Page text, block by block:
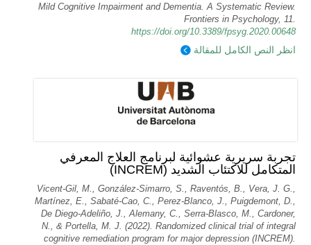
Mild Cognitive Impairment and Dementia. A Systematic Review.
Frontiers in Psychology, 11.
https://doi.org/10.3389/fpsyg.2020.00648
انظر النص الكامل للمقالة
تجربة سريرية عشوائية لبرنامج العلاج المعرفي
المتكامل للاكتئاب الشديد (INCREM)
Vicent-Gil, M., González-Simarro, S., Raventós, B., Vera, J. G.,
Martínez, E., Sabaté-Cao, C., Perez-Blanco, J., Puigdemont, D.,
De Diego-Adeliño, J., Alemany, C., Serra-Blasco, M., Cardoner,
N., & Portella, M. J. (2022). Randomized clinical trial of integral
cognitive remediation program for major depression (INCREM).